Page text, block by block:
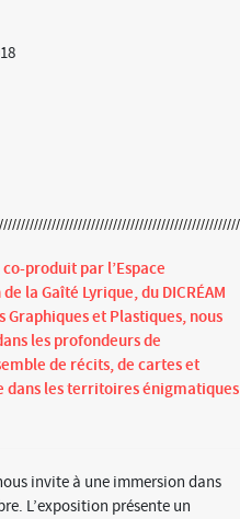
produit par l’Espace
la Gaîté Lyrique, du DICRÉAM
et Plastiques, nous
les profondeurs de
de récits, de cartes et
dans les territoires énigmatiques
invite à une immersion dans
L’exposition présente un